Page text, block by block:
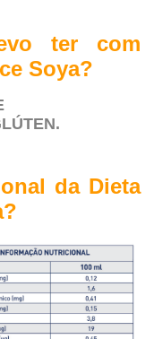
ter com
Soya?
da Dieta